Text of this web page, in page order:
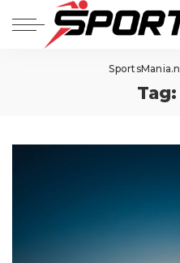
SportsMania.nl
Tag: